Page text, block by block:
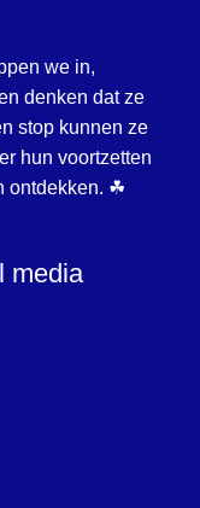
we in,
denken dat ze
stop kunnen ze
hun voortzetten
ontdekken. ☘
media